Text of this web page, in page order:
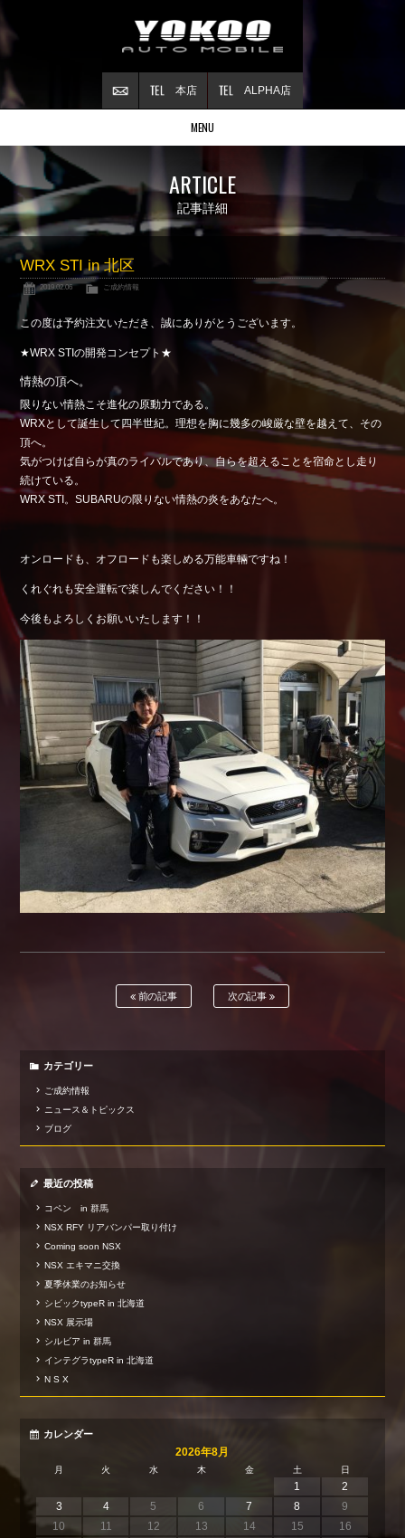
ALPHA店
本店
MENU
Stock list
在庫情報
Contract
ご成約情報
About NSX
NSXについて
Reflesh Plan
整備・修理・
買取査定
Blog
公式ブログ
Shop info.
店舗紹介
Company
会社概要
ARTICLE
記事詳細
WRX STI in 北区
2019.02.06 ご成約情報
この度は予約注文いただき、誠にありがとうございます。
★WRX STIの開発コンセプト★
情熱の頂へ。
限りない情熱こそ進化の原動力である。
WRXとして誕生して四半世紀。理想を胸に幾多の峻厳な壁を越えて、その
頂へ。
気がつけば自らが真のライバルであり、自らを超えることを宿命とし走り
続けている。
WRX STI。SUBARUの限りない情熱の炎をあなたへ。
オンロードも、オフロードも楽しめる万能車輛ですね！
くれぐれも安全運転で楽しんでください！！
今後もよろしくお願いいたします！！
前の記事 次の記事
カテゴリー
ご成約情報
ニュース＆トピックス
ブログ
最近の投稿
コペン in 群馬
NSX RFY リアバンパー取り付け
Coming soon NSX
NSX エキマニ交換
夏季休業のお知らせ
シビックtypeR in 北海道
NSX 展示場
シルビア in 群馬
インテグラtypeR in 北海道
N S X
カレンダー
2026年8月
月 火 水 木 金 土 日
1
2
3
4 5 6 7 8
9
10
11 12 13 14 15
16